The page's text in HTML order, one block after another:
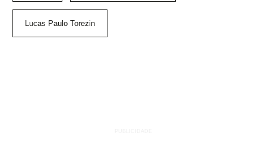
Lucas Paulo Torezin